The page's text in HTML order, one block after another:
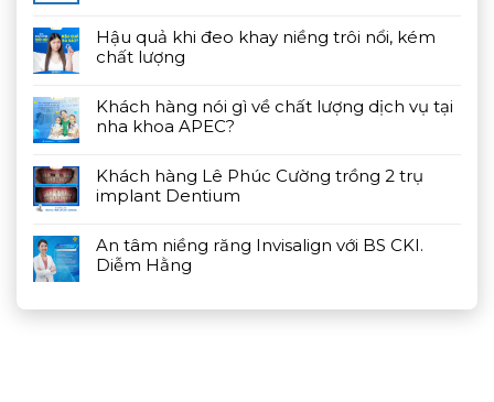
Hậu quả khi đeo khay niềng trôi nổi, kém
chất lượng
Khách hàng nói gì về chất lượng dịch vụ tại
nha khoa APEC?
Khách hàng Lê Phúc Cường trồng 2 trụ
implant Dentium
An tâm niềng răng Invisalign với BS CKI.
Diễm Hằng